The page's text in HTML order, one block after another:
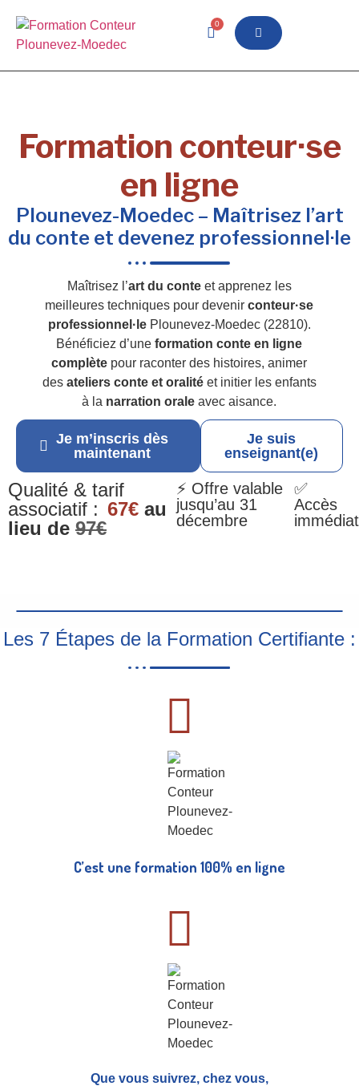
0
Formation conteur·se
en ligne
Plounevez-Moedec – Maîtrisez l’art
du conte et devenez professionnel·le
Maîtrisez l’art du conteet apprenez les
meilleures techniques pour devenirconteur·se
professionnel·lePlounevez-Moedec (22810).
Bénéficiez d’uneformation conte en ligne
complète pour raconter des histoires, animer
des ateliers conte et oralitéet initier les enfants
à la narration orale avec aisance.
Je m’inscris dès
maintenant
Je suis
enseignant(e)
Qualité & tarif
associatif : 67€ au
lieu de 97€
⚡ Offre valable
jusqu’au 31
décembre
✅
Accès
immédiat
Les 7 Étapes de la Formation Certifiante :
C’est une formation 100% en ligne
Que vous suivrez, chez vous,